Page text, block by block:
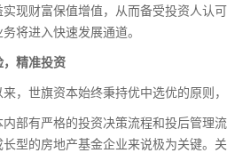
现财富保值增值，从而备受投资人认
将进入快速发展通道。
，精准投资
世旗资本始终秉持优中选优的原则，
有严格的投资决策流程和投后管理流
型的房地产基金企业来说极为关键。